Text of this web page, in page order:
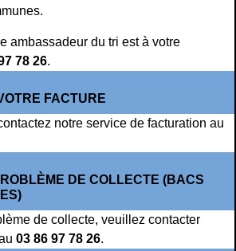
ambassadeur du tri est à votre
78 26.
FACTURE
notre service de facturation au
DE COLLECTE (BACS
de collecte, veuillez contacter
03 86 97 78 26.